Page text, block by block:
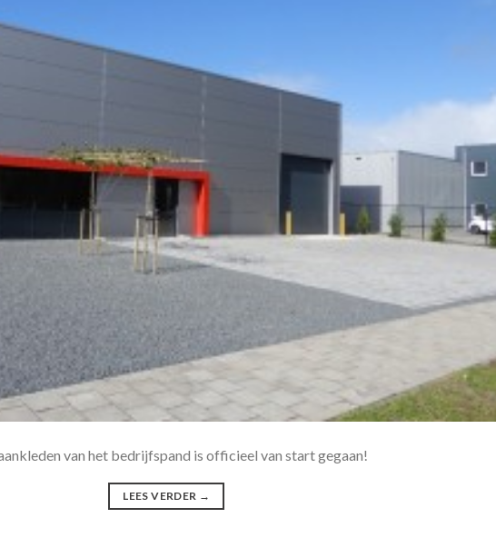
van het bedrijfspand is officieel van start gegaan!
LEES VERDER →